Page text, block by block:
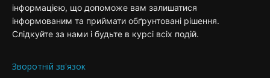
інформацією, що допоможе вам залишатися
інформованим та приймати обґрунтовані рішення.
Слідкуйте за нами і будьте в курсі всіх подій.
Зворотній зв'язок